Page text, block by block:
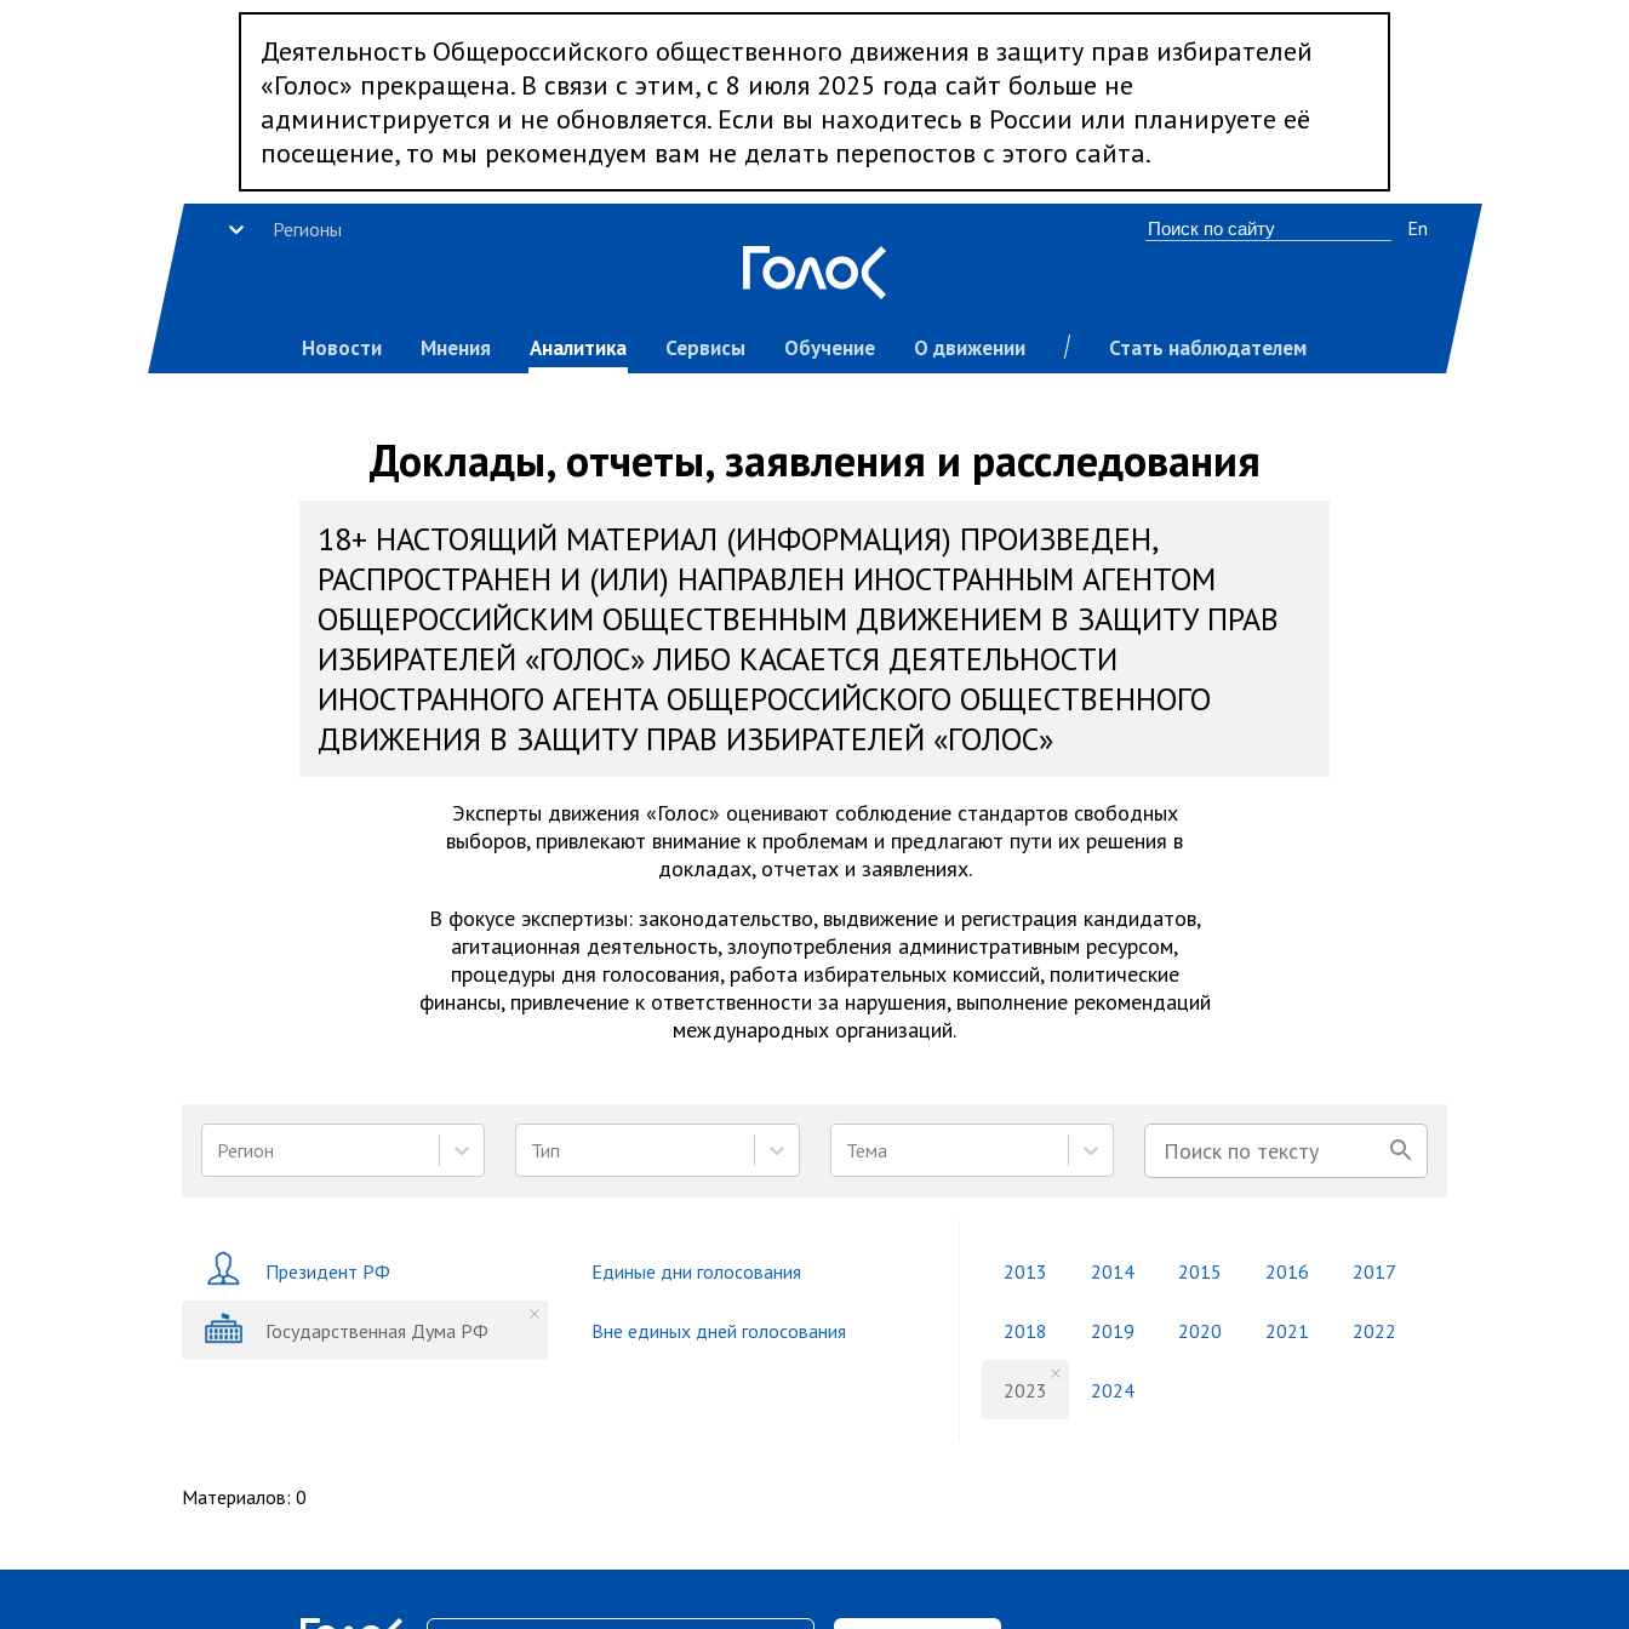
Деятельность Общероссийского общественного движения в защиту прав избирателей
«Голос» прекращена. В связи с этим, с 8 июля 2025 года сайт больше не
администрируется и не обновляется. Если вы находитесь в России или планируете её
посещение, то мы рекомендуем вам не делать перепостов с этого сайта.
Регионы
Новости Мнения Аналитика Сервисы Обучение О движении Стать наблюдателем
En
Доклады, отчеты, заявления и расследования
18+ НАСТОЯЩИЙ МАТЕРИАЛ (ИНФОРМАЦИЯ) ПРОИЗВЕДЕН,
РАСПРОСТРАНЕН И (ИЛИ) НАПРАВЛЕН ИНОСТРАННЫМ АГЕНТОМ
ОБЩЕРОССИЙСКИМ ОБЩЕСТВЕННЫМ ДВИЖЕНИЕМ В ЗАЩИТУ ПРАВ
ИЗБИРАТЕЛЕЙ «ГОЛОС» ЛИБО КАСАЕТСЯ ДЕЯТЕЛЬНОСТИ
ИНОСТРАННОГО АГЕНТА ОБЩЕРОССИЙСКОГО ОБЩЕСТВЕННОГО
ДВИЖЕНИЯ В ЗАЩИТУ ПРАВ ИЗБИРАТЕЛЕЙ «ГОЛОС»
Эксперты движения «Голос» оценивают соблюдение стандартов свободных
выборов, привлекают внимание к проблемам и предлагают пути их решения в
докладах, отчетах и заявлениях.
В фокусе экспертизы: законодательство, выдвижение и регистрация кандидатов,
агитационная деятельность, злоупотребления административным ресурсом,
процедуры дня голосования, работа избирательных комиссий, политические
финансы, привлечение к ответственности за нарушения, выполнение рекомендаций
международных организаций.
Регион Тип Тема
Президент РФ
Государственная Дума РФ
Единые дни голосования
Вне единых дней голосования
2013 2014 2015 2016 2017
2018 2019 2020 2021 2022
2023 2024
Материалов: 0